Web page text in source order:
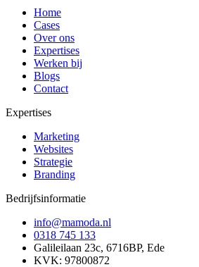
Home
Cases
Over ons
Expertises
Werken bij
Blogs
Contact
Expertises
Marketing
Websites
Strategie
Branding
Bedrijfsinformatie
info@mamoda.nl
0318 745 133
Galileilaan 23c, 6716BP, Ede
KVK: 97800872